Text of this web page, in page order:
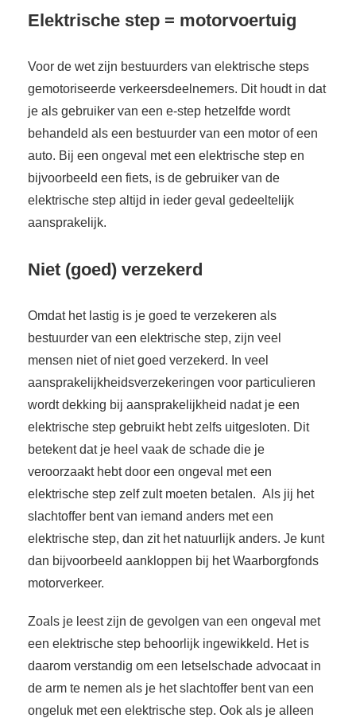
Elektrische step = motorvoertuig
Voor de wet zijn bestuurders van elektrische steps
gemotoriseerde verkeersdeelnemers. Dit houdt in dat
je als gebruiker van een e-step hetzelfde wordt
behandeld als een bestuurder van een motor of een
auto. Bij een ongeval met een elektrische step en
bijvoorbeeld een fiets, is de gebruiker van de
elektrische step altijd in ieder geval gedeeltelijk
aansprakelijk.
Niet (goed) verzekerd
Omdat het lastig is je goed te verzekeren als
bestuurder van een elektrische step, zijn veel
mensen niet of niet goed verzekerd. In veel
aansprakelijkheidsverzekeringen voor particulieren
wordt dekking bij aansprakelijkheid nadat je een
elektrische step gebruikt hebt zelfs uitgesloten. Dit
betekent dat je heel vaak de schade die je
veroorzaakt hebt door een ongeval met een
elektrische step zelf zult moeten betalen. Als jij het
slachtoffer bent van iemand anders met een
elektrische step, dan zit het natuurlijk anders. Je kunt
dan bijvoorbeeld aankloppen bij het Waarborgfonds
motorverkeer.
Zoals je leest zijn de gevolgen van een ongeval met
een elektrische step behoorlijk ingewikkeld. Het is
daarom verstandig om een letselschade advocaat in
de arm te nemen als je het slachtoffer bent van een
ongeluk met een elektrische step. Ook als je alleen